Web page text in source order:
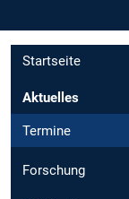
Startseite
Aktuelles
Termine
Forschung